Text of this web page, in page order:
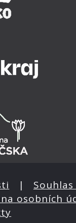
| Souhlas
osobních